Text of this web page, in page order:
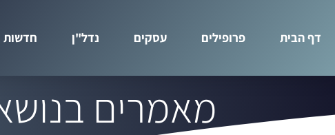
דף הבית פרופילים עסקים נדל"ן חדשות
מאמרים